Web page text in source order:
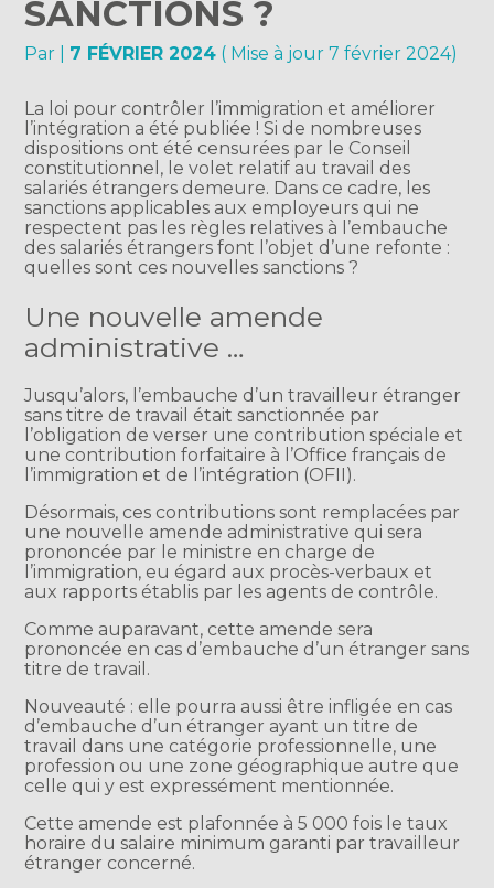
SANCTIONS ?
Par 7 FÉVRIER 2024 ( Mise à jour 7 février 2024)
La loi pour contrôler l’immigration et améliorer
l’intégration a été publiée ! Si de nombreuses
dispositions ont été censurées par le Conseil
constitutionnel, le volet relatif au travail des
salariés étrangers demeure. Dans ce cadre, les
sanctions applicables aux employeurs qui ne
respectent pas les règles relatives à l’embauche
des salariés étrangers font l’objet d’une refonte :
quelles sont ces nouvelles sanctions ?
Une nouvelle amende
administrative …
Jusqu’alors, l’embauche d’un travailleur étranger
sans titre de travail était sanctionnée par
l’obligation de verser une contribution spéciale et
une contribution forfaitaire à l’Office français de
l’immigration et de l’intégration (OFII).
Désormais, ces contributions sont remplacées par
une nouvelle amende administrative qui sera
prononcée par le ministre en charge de
l’immigration, eu égard aux procès-verbaux et
aux rapports établis par les agents de contrôle.
Comme auparavant, cette amende sera
prononcée en cas d’embauche d’un étranger sans
titre de travail.
Nouveauté : elle pourra aussi être infligée en cas
d’embauche d’un étranger ayant un titre de
travail dans une catégorie professionnelle, une
profession ou une zone géographique autre que
celle qui y est expressément mentionnée.
Cette amende est plafonnée à 5 000 fois le taux
horaire du salaire minimum garanti par travailleur
étranger concerné.